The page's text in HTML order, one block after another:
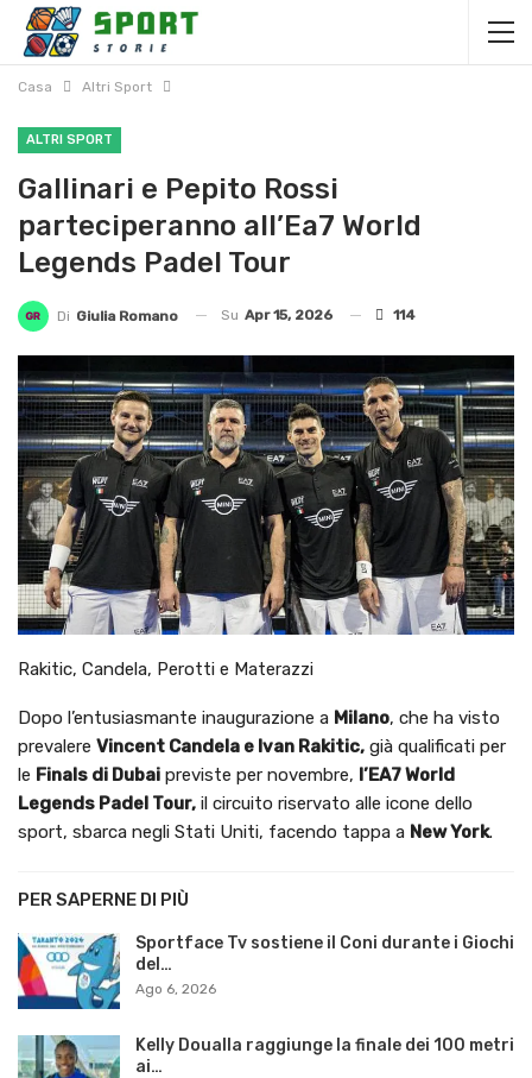
Casa Altri Sport
ALTRI SPORT
Gallinari e Pepito Rossi
parteciperanno all’Ea7 World
Legends Padel Tour
Di Giulia Romano Su Apr 15, 2026 114
Rakitic, Candela, Perotti e Materazzi
Dopo l’entusiasmante inaugurazione a Milano, che ha visto
prevalere Vincent Candela e Ivan Rakitic, già qualificati per
le Finals di Dubai previste per novembre, l’EA7 World
Legends Padel Tour, il circuito riservato alle icone dello
sport, sbarca negli Stati Uniti, facendo tappa a New York.
PER SAPERNE DI PIÙ
Sportface Tv sostiene il Coni durante i Giochi
del…
Ago 6, 2026
Kelly Doualla raggiunge la finale dei 100 metri
ai…